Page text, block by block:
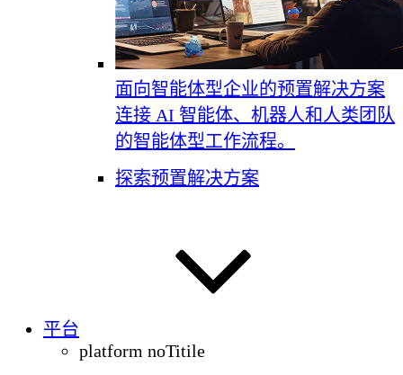
面向智能体型企业的预置解决方案
连接 AI 智能体、机器人和人类团队
的智能体型工作流程。
探索预置解决方案
平台
platform noTitile